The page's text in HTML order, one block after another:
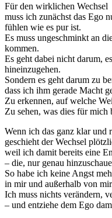
Für den wirklichen Wechsel
muss ich zunächst das Ego
fühlen wie es pur ist.
Es muss ungeschminkt an
kommen.
Es geht dabei nicht darum,
hineinzugehen.
Sondern es geht darum zu
dass ich ihm gerade Macht
Zu erkennen, auf welche
Zu sehen, was dies für mich
Wenn ich das ganz klar und
geschieht der Wechsel
weil ich damit bereits eine
– die, nur genau
So habe ich keine Angst
in mir und außerhalb von
Ich muss nichts verändern,
– und entziehe dem Ego